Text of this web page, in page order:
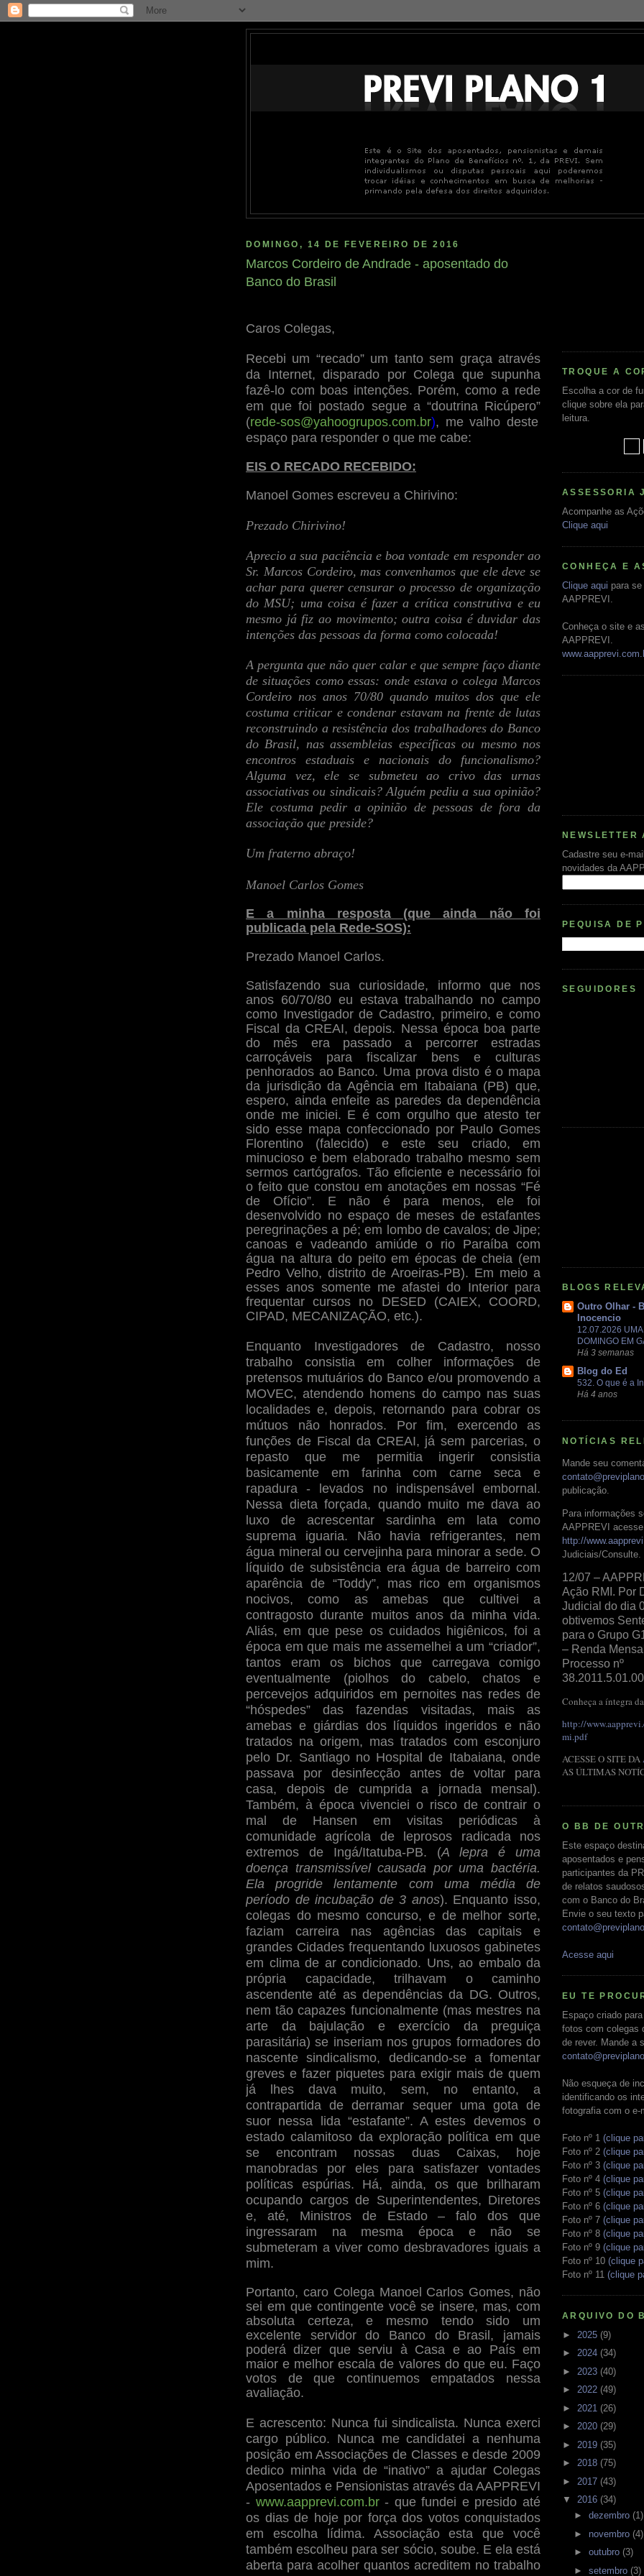
DOMINGO, 14 DE FEVEREIRO DE 2016
Marcos Cordeiro de Andrade - aposentado do
Banco do Brasil
Caros Colegas,
Recebi um “recado” um tanto sem graça através
da Internet, disparado por Colega que supunha
fazê-lo com boas intenções. Porém, como a rede
em que foi postado segue a “doutrina Ricúpero”
(rede-sos@yahoogrupos.com.br), me valho deste
espaço para responder o que me cabe:
EIS O RECADO RECEBIDO:
Manoel Gomes escreveu a Chirivino:
Prezado Chirivino!
Aprecio a sua paciência e boa vontade em responder ao
Sr. Marcos Cordeiro, mas convenhamos que ele deve se
achar para querer censurar o processo de organização
do MSU; uma coisa é fazer a crítica construtiva e eu
mesmo já fiz ao movimento; outra coisa é duvidar das
intenções das pessoas da forma como colocada!
A pergunta que não quer calar e que sempre faço diante
de situações como essas: onde estava o colega Marcos
Cordeiro nos anos 70/80 quando muitos dos que ele
costuma criticar e condenar estavam na frente de lutas
reconstruindo a resistência dos trabalhadores do Banco
do Brasil, nas assembleias específicas ou mesmo nos
encontros estaduais e nacionais do funcionalismo?
Alguma vez, ele se submeteu ao crivo das urnas
associativas ou sindicais? Alguém pediu a sua opinião?
Ele costuma pedir a opinião de pessoas de fora da
associação que preside?
Um fraterno abraço!
Manoel Carlos Gomes
E a minha resposta (que ainda não foi
publicada pela Rede-SOS):
Prezado Manoel Carlos.
Satisfazendo sua curiosidade, informo que nos
anos 60/70/80 eu estava trabalhando no campo
como Investigador de Cadastro, primeiro, e como
Fiscal da CREAI, depois. Nessa época boa parte
do mês era passado a percorrer estradas
carroçáveis para fiscalizar bens e culturas
penhorados ao Banco. Uma prova disto é o mapa
da jurisdição da Agência em Itabaiana (PB) que,
espero, ainda enfeite as paredes da dependência
onde me iniciei. E é com orgulho que atesto ter
sido esse mapa confeccionado por Paulo Gomes
Florentino (falecido) e este seu criado, em
minucioso e bem elaborado trabalho mesmo sem
sermos cartógrafos. Tão eficiente e necessário foi
o feito que constou em anotações em nossas “Fé
de Ofício”. E não é para menos, ele foi
desenvolvido no espaço de meses de estafantes
peregrinações a pé; em lombo de cavalos; de Jipe;
canoas e vadeando amiúde o rio Paraíba com
água na altura do peito em épocas de cheia (em
Pedro Velho, distrito de Aroeiras-PB). Em meio a
esses anos somente me afastei do Interior para
frequentar cursos no DESED (CAIEX, COORD,
CIPAD, MECANIZAÇÃO, etc.).
Enquanto Investigadores de Cadastro, nosso
trabalho consistia em colher informações de
pretensos mutuários do Banco e/ou promovendo a
MOVEC, atendendo homens do campo nas suas
localidades e, depois, retornando para cobrar os
mútuos não honrados. Por fim, exercendo as
funções de Fiscal da CREAI, já sem parcerias, o
repasto que me permitia ingerir consistia
basicamente em farinha com carne seca e
rapadura - levados no indispensável embornal.
Nessa dieta forçada, quando muito me dava ao
luxo de acrescentar sardinha em lata como
suprema iguaria. Não havia refrigerantes, nem
água mineral ou cervejinha para minorar a sede. O
líquido de subsistência era água de barreiro com
aparência de “Toddy”, mas rico em organismos
nocivos, como as amebas que cultivei a
contragosto durante muitos anos da minha vida.
Aliás, em que pese os cuidados higiênicos, foi a
época em que mais me assemelhei a um “criador”,
tantos eram os bichos que carregava comigo
eventualmente (piolhos do cabelo, chatos e
percevejos adquiridos em pernoites nas redes de
“hóspedes” das fazendas visitadas, mais as
amebas e giárdias dos líquidos ingeridos e não
tratados na origem, mas tratados com esconjuro
pelo Dr. Santiago no Hospital de Itabaiana, onde
passava por desinfecção antes de voltar para
casa, depois de cumprida a jornada mensal).
Também, à época vivenciei o risco de contrair o
mal de Hansen em visitas periódicas à
comunidade agrícola de leprosos radicada nos
extremos de Ingá/Itatuba-PB. (A lepra é uma
doença transmissível causada por uma bactéria.
Ela progride lentamente com uma média de
período de incubação de 3 anos). Enquanto isso,
colegas do mesmo concurso, e de melhor sorte,
faziam carreira nas agências das capitais e
grandes Cidades frequentando luxuosos gabinetes
em clima de ar condicionado. Uns, ao embalo da
própria capacidade, trilhavam o caminho
ascendente até as dependências da DG. Outros,
nem tão capazes funcionalmente (mas mestres na
arte da bajulação e exercício da preguiça
parasitária) se inseriam nos grupos formadores do
nascente sindicalismo, dedicando-se a fomentar
greves e fazer piquetes para exigir mais de quem
já lhes dava muito, sem, no entanto, a
contrapartida de derramar sequer uma gota de
suor nessa lida “estafante”. A estes devemos o
estado calamitoso da exploração política em que
se encontram nossas duas Caixas, hoje
manobradas por eles para satisfazer vontades
políticas espúrias. Há, ainda, os que brilharam
ocupando cargos de Superintendentes, Diretores
e, até, Ministros de Estado – falo dos que
ingressaram na mesma época e não se
submeteram a viver como desbravadores iguais a
mim.
Portanto, caro Colega Manoel Carlos Gomes, não
sei em que contingente você se insere, mas, com
absoluta certeza, e mesmo tendo sido um
excelente servidor do Banco do Brasil, jamais
poderá dizer que serviu à Casa e ao País em
maior e melhor escala de valores do que eu. Faço
votos de que continuemos empatados nessa
avaliação.
E acrescento: Nunca fui sindicalista. Nunca exerci
cargo público. Nunca me candidatei a nenhuma
posição em Associações de Classes e desde 2009
dedico minha vida de “inativo” a ajudar Colegas
Aposentados e Pensionistas através da AAPPREVI
- www.aapprevi.com.br- que fundei e presido até
os dias de hoje por força dos votos conquistados
em escolha lídima. Associação esta que você
também escolheu para ser sócio, soube. E ela está
aberta para acolher quantos acreditem no trabalho
TROQUE A
Escolha a cor de
clique sobre ela
leitura.
ASSESSORIA
Acompanhe as
Clique aqui
CONHEÇA E
Clique aqui para
AAPPREVI.
Conheça o site e
AAPPREVI.
NEWSLETTER
Cadastre seu e-
novidades da
PEQUISA DE
SEGUIDORES
BLOGS
Outro Olhar -
Inocencio
12.07.2026
DOMINGO EM
Há 3 semanas
Blog do Ed
532. O que é a
Há 4 anos
NOTÍCIAS
Mande seu
publicação.
Para informações
AAPPREVI
http://
Judiciais/Consulte.
12/07 –
Ação RMI. Por
Judicial do dia
obtivemos
para o Grupo
– Renda
Processo nº
Conheça a íntegra
http://
mi.pdf
ACESSE O SITE DA
AS ÚLTIMAS
O BB DE
Este espaço
aposentados e
participantes da
de relatos
com o Banco do
Envie o seu texto
Acesse aqui
EU TE
Espaço criado
fotos com colegas
de rever. Mande a
Não esqueça de
identificando os
fotografia com o e-
Foto nº 1 (clique
Foto nº 2 (clique
Foto nº 3 (clique
Foto nº 4 (clique
Foto nº 5 (clique
Foto nº 6 (clique
Foto nº 7 (clique
Foto nº 8 (clique
Foto nº 9 (clique
Foto nº 10 (clique
Foto nº 11 (clique
ARQUIVO DO
► 2025 (9)
► 2024 (34)
► 2023 (40)
► 2022 (49)
► 2021 (26)
► 2020 (29)
► 2019 (35)
► 2018 (75)
► 2017 (43)
▼ 2016 (34)
► dezembro (1)
► novembro (4)
► outubro (3)
► setembro (3)